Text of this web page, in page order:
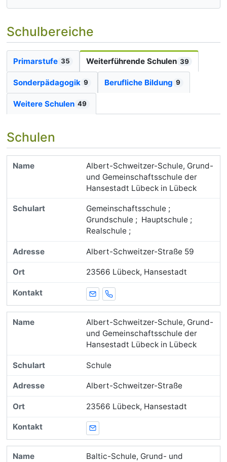
Schulbereiche
Primarstufe 35 Weiterführende Schulen 39
Sonderpädagogik 9 Berufliche Bildung 9
Weitere Schulen 49
Schulen
Albert-Schweitzer-Schule, Grund-
und Gemeinschaftsschule der
Hansestadt Lübeck in Lübeck
Gemeinschaftsschule ;
Grundschule ; Hauptschule ;
Realschule ;
Albert-Schweitzer-Straße 59
23566 Lübeck, Hansestadt
E-MailTelefon
Albert-Schweitzer-Schule, Grund-
und Gemeinschaftsschule der
Hansestadt Lübeck in Lübeck
Schule
Albert-Schweitzer-Straße
23566 Lübeck, Hansestadt
E-Mail
Baltic-Schule, Grund- und